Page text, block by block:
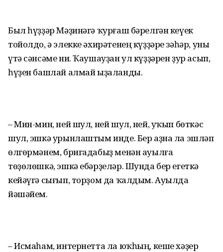
Был һүҙҙәр Мәҙинәгә ҡурғаш бәрелгән кеүек
тойолдо, ә элекке әхирәтенең күҙҙәре зәһәр, уны
үтә сәнсәме ни. Ҡаушауҙан ул күҙҙәрен ҙур асып,
һүҙен башлай алмай ыҙаланды.
– Мин-мин, ней шул, ней шул, ней, уҡып бөткәс
шул, эшкә урынлаштым инде. Бер аҙна ла эшләп
өлгөрмәнем, бригадабыҙ менән ауылға
төҙөлөшкә, эшкә ебәрҙеләр. Шунда бер егеткә
кейәүгә сығып, торҙом да ҡалдым. Ауылда
йәшәйем.
– Исмаһам, интернетта ла юҡһың, кеше хәҙер